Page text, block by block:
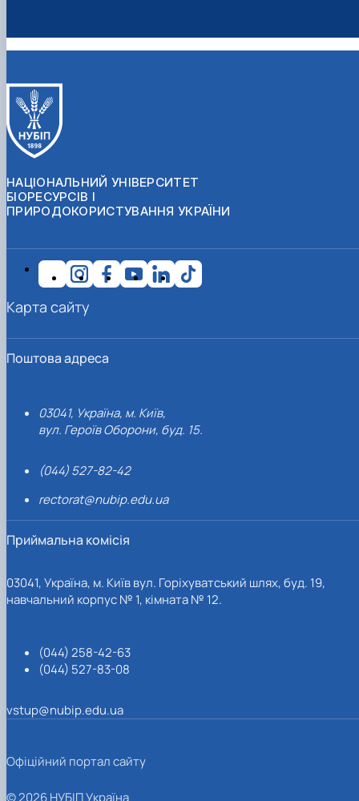
НАЦІОНАЛЬНИЙ УНІВЕРСИТЕТ
БІОРЕСУРСІВ І
ПРИРОДОКОРИСТУВАННЯ УКРАЇНИ
Поштова адреса
03041, Україна, м. Київ,
вул. Героїв Оборони, буд. 15.
(044) 527-82-42
rectorat@nubip.edu.ua
Приймальна комісія
03041, Україна, м. Київ вул. Горіхуватський шлях, буд. 19,
навчальний корпус № 1, кімната № 12.
(044) 258-42-63
(044) 527-83-08
vstup@nubip.edu.ua
Карта сайту
Офіційний портал сайту
© 2026 НУБІП Україна